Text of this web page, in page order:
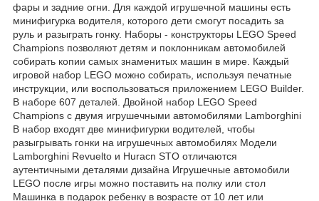
фары и задние огни. Для каждой игрушечной машины есть
минифигурка водителя, которого дети смогут посадить за
руль и разыграть гонку. Наборы - конструкторы LEGO Speed
Champions позволяют детям и поклонникам автомобилей
собирать копии самых знаменитых машин в мире. Каждый
игровой набор LEGO можно собирать, используя печатные
инструкции, или воспользоваться приложением LEGO Builder.
В наборе 607 деталей. Двойной набор LEGO Speed
Champions с двумя игрушечными автомобилями Lamborghini
В набор входят две минифигурки водителей, чтобы
разыгрывать гонки на игрушечных автомобилях Модели
Lamborghini Revuelto и Huracn STO отличаются
аутентичными деталями дизайна Игрушечные автомобили
LEGO после игры можно поставить на полку или стол
Машинка в подарок ребенку в возрасте от 10 лет или